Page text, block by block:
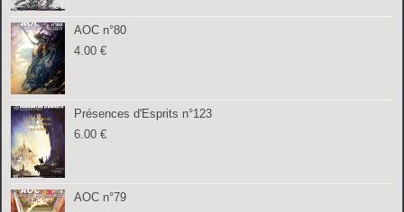
AOC n°80
4.00€
Présences d'Esprits n°123
6.00€
AOC n°79